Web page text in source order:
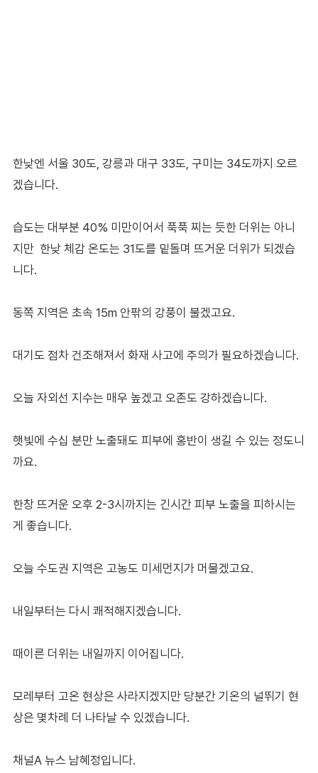
한낮엔 서울 30도, 강릉과 대구 33도, 구미는 34도까지 오르
겠습니다.
습도는 대부분 40% 미만이어서 푹푹 찌는 듯한 더위는 아니
지만 한낮 체감 온도는 31도를 밑돌며 뜨거운 더위가 되겠습
니다.
동쪽 지역은 초속 15m 안팎의 강풍이 불겠고요.
대기도 점차 건조해져서 화재 사고에 주의가 필요하겠습니다.
오늘 자외선 지수는 매우 높겠고 오존도 강하겠습니다.
햇빛에 수십 분만 노출돼도 피부에 홍반이 생길 수 있는 정도니
까요.
한창 뜨거운 오후 2-3시까지는 긴시간 피부 노출을 피하시는
게 좋습니다.
오늘 수도권 지역은 고농도 미세먼지가 머물겠고요.
내일부터는 다시 쾌적해지겠습니다.
때이른 더위는 내일까지 이어집니다.
모레부터 고온 현상은 사라지겠지만 당분간 기온의 널뛰기 현
상은 몇차례 더 나타날 수 있겠습니다.
채널A 뉴스 남혜정입니다.